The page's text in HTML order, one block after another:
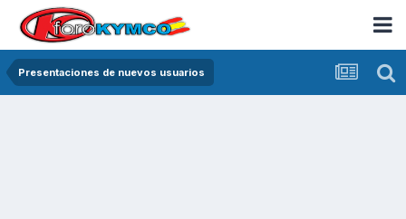
Presentaciones de nuevos usuarios